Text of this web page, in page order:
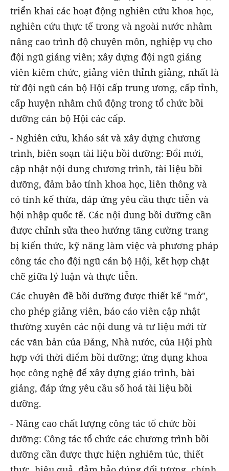
triển khai các hoạt động nghiên cứu khoa học,
nghiên cứu thực tế trong và ngoài nước nhằm
nâng cao trình độ chuyên môn, nghiệp vụ cho
đội ngũ giảng viên; xây dựng đội ngũ giảng
viên kiêm chức, giảng viên thỉnh giảng, nhất là
từ đội ngũ cán bộ Hội cấp trung ương, cấp tỉnh,
cấp huyện nhằm chủ động trong tổ chức bồi
dưỡng cán bộ Hội các cấp.
- Nghiên cứu, khảo sát và xây dựng chương
trình, biên soạn tài liệu bồi dưỡng: Đổi mới,
cập nhật nội dung chương trình, tài liệu bồi
dưỡng, đảm bảo tính khoa học, liên thông và
có tính kế thừa, đáp ứng yêu cầu thực tiễn và
hội nhập quốc tế. Các nội dung bồi dưỡng cần
được chỉnh sửa theo hướng tăng cường trang
bị kiến thức, kỹ năng làm việc và phương pháp
công tác cho đội ngũ cán bộ Hội, kết hợp chặt
chẽ giữa lý luận và thực tiễn.
Các chuyên đề bồi dưỡng được thiết kế "mở",
cho phép giảng viên, báo cáo viên cập nhật
thường xuyên các nội dung và tư liệu mới từ
các văn bản của Đảng, Nhà nước, của Hội phù
hợp với thời điểm bồi dưỡng; ứng dụng khoa
học công nghệ để xây dựng giáo trình, bài
giảng, đáp ứng yêu cầu số hoá tài liệu bồi
dưỡng.
- Nâng cao chất lượng công tác tổ chức bồi
dưỡng: Công tác tổ chức các chương trình bồi
dưỡng cần được thực hiện nghiêm túc, thiết